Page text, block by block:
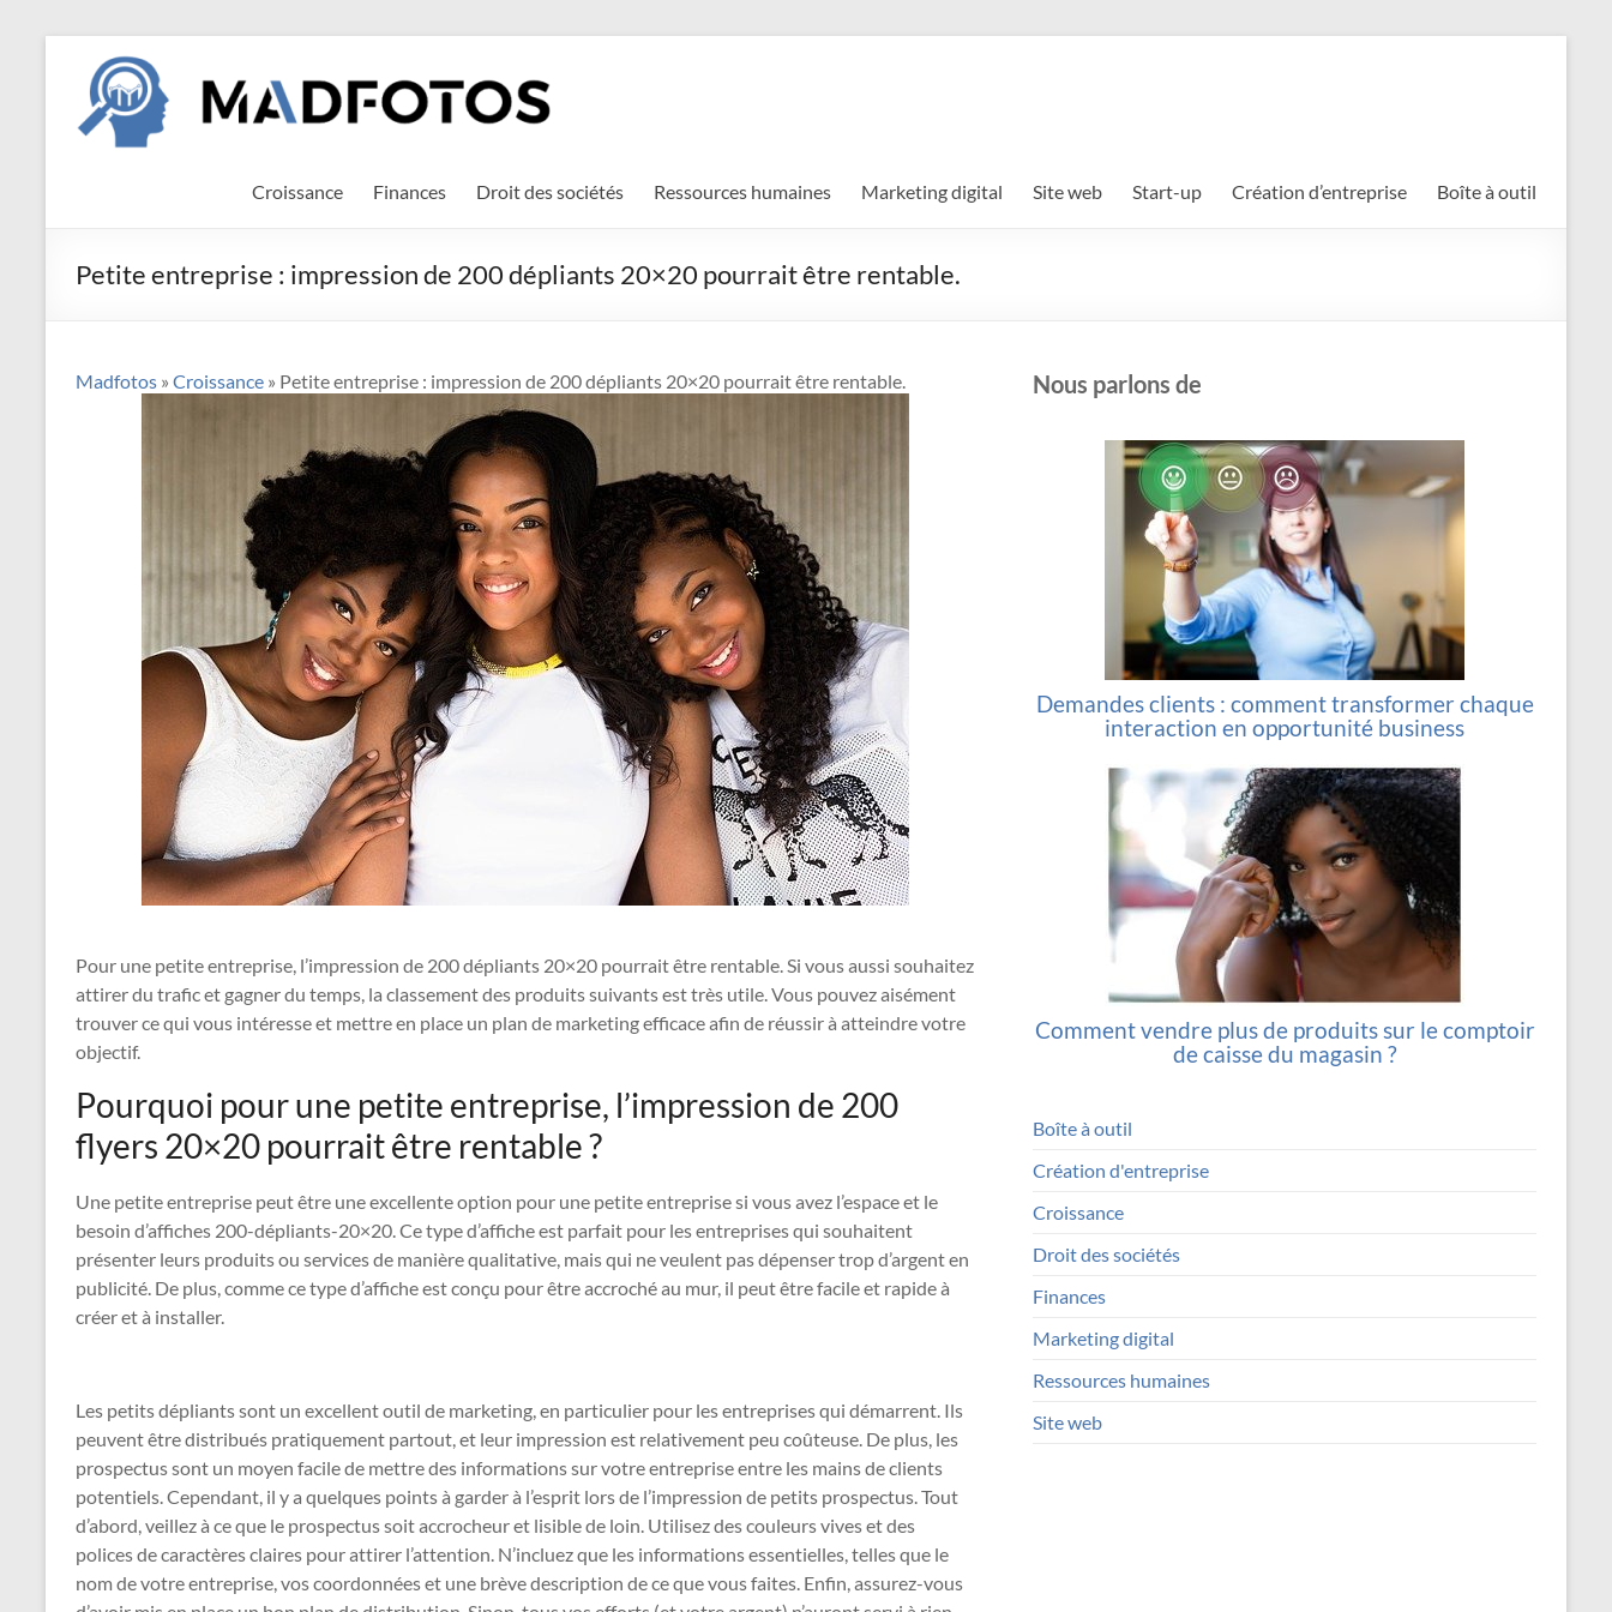
contenuMadfotos
Croissance Finances Droit des sociétés Ressources humaines Marketing digital Site web Start-up Création d’entreprise Boîte à outil
Petite entreprise : impression de 200 dépliants 20×20 pourrait être rentable.
Madfotos » Croissance » Petite entreprise : impression de 200 dépliants 20×20 pourrait être rentable.
Pour une petite entreprise, l’impression de 200 dépliants 20×20 pourrait être rentable. Si vous aussi souhaitez
attirer du trafic et gagner du temps, la classement des produits suivants est très utile. Vous pouvez aisément
trouver ce qui vous intéresse et mettre en place un plan de marketing efficace afin de réussir à atteindre votre
objectif.
Pourquoi pour une petite entreprise, l’impression de 200
flyers 20×20 pourrait être rentable ?
Une petite entreprise peut être une excellente option pour une petite entreprise si vous avez l’espace et le
besoin d’affiches 200-dépliants-20×20. Ce type d’affiche est parfait pour les entreprises qui souhaitent
présenter leurs produits ou services de manière qualitative, mais qui ne veulent pas dépenser trop d’argent en
publicité. De plus, comme ce type d’affiche est conçu pour être accroché au mur, il peut être facile et rapide à
créer et à installer.
Les petits dépliants sont un excellent outil de marketing, en particulier pour les entreprises qui démarrent. Ils
peuvent être distribués pratiquement partout, et leur impression est relativement peu coûteuse. De plus, les
prospectus sont un moyen facile de mettre des informations sur votre entreprise entre les mains de clients
potentiels. Cependant, il y a quelques points à garder à l’esprit lors de l’impression de petits prospectus. Tout
d’abord, veillez à ce que le prospectus soit accrocheur et lisible de loin. Utilisez des couleurs vives et des
polices de caractères claires pour attirer l’attention. N’incluez que les informations essentielles, telles que le
nom de votre entreprise, vos coordonnées et une brève description de ce que vous faites. Enfin, assurez-vous
Nous parlons de
Demandes clients : comment transformer chaque
interaction en opportunité business
Comment vendre plus de produits sur le comptoir
de caisse du magasin ?
Boîte à outil
Création d'entreprise
Croissance
Droit des sociétés
Finances
Marketing digital
Ressources humaines
Site web